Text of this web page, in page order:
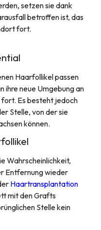
setzen sie dank
betroffen ist, das
fort.
Haarfollikel passen
ihre neue Umgebung an
Es besteht jedoch
Stelle, von der sie
können.
Wahrscheinlichkeit,
Entfernung wieder
Haartransplantation
mit den Grafts
Stelle kein